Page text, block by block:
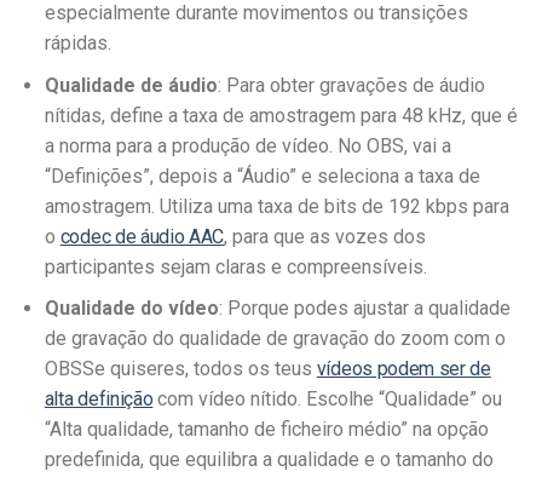
especialmente durante movimentos ou transições
rápidas.
Qualidade de áudio: Para obter gravações de áudio
nítidas, define a taxa de amostragem para 48 kHz, que é
a norma para a produção de vídeo. No OBS, vai a
“Definições”, depois a “Áudio” e seleciona a taxa de
amostragem. Utiliza uma taxa de bits de 192 kbps para
o codec de áudio AAC, para que as vozes dos
participantes sejam claras e compreensíveis.
Qualidade do vídeo: Porque podes ajustar a qualidade
de gravação do qualidade de gravação do zoom com o
OBSSe quiseres, todos os teus vídeos podem ser de
alta definição com vídeo nítido. Escolhe “Qualidade” ou
“Alta qualidade, tamanho de ficheiro médio” na opção
predefinida, que equilibra a qualidade e o tamanho do